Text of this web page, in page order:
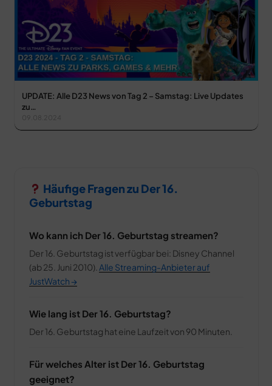
UPDATE: Alle D23 News von Tag 2 – Samstag: Live Updates
zu…
09.08.2024
Häufige Fragen zu Der 16.
Geburtstag
Wo kann ich Der 16. Geburtstag streamen?
Der 16. Geburtstag ist verfügbar bei: Disney Channel
(ab 25. Juni 2010). Alle Streaming-Anbieter auf
JustWatch →
Wie lang ist Der 16. Geburtstag?
Der 16. Geburtstag hat eine Laufzeit von 90 Minuten.
Für welches Alter ist Der 16. Geburtstag
geeignet?